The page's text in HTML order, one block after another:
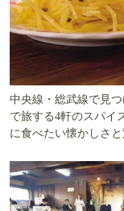
中央線・総武線で見つ
で旅する4軒のスパ
に食べたい懐かしさと